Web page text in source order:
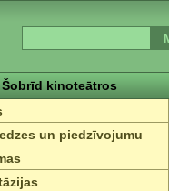
Šobrīd kinoteātros
un piedzīvojumu